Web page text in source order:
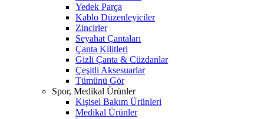
Yedek Parça
Kablo Düzenleyiciler
Zincirler
Seyahat Çantaları
Çanta Kilitleri
Gizli Çanta & Cüzdanlar
Çeşitli Aksesuarlar
Tümünü Gör
Spor, Medikal Ürünler
Kişisel Bakım Ürünleri
Medikal Ürünler